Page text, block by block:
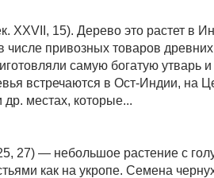
XXVII, 15). Дерево это растет в
привозных товаров
самую богатую утварь
встречаются в Ост-Индии, на
местах, которые...
27) — небольшое растение с
как на укропе. Семена